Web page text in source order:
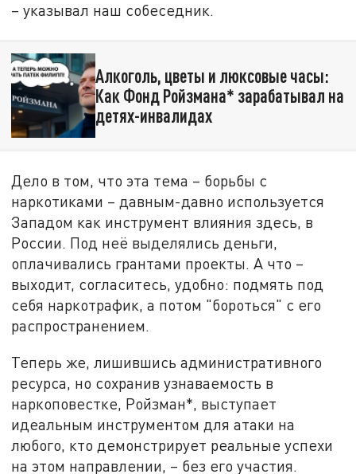
– указывал наш собеседник.
Алкоголь, цветы и люксовые часы:
Как Фонд Ройзмана* зарабатывал на
детях-инвалидах
Дело в том, что эта тема – борьбы с
наркотиками – давным-давно используется
Западом как инструмент влияния здесь, в
России. Под неё выделялись деньги,
оплачивались грантами проекты. А что –
выходит, согласитесь, удобно: подмять под
себя наркотрафик, а потом "бороться" с его
распространением.
Теперь же, лишившись административного
ресурса, но сохранив узнаваемость в
наркоповестке, Ройзман*, выступает
идеальным инструментом для атаки на
любого, кто демонстрирует реальные успехи
на этом направлении, – без его участия.